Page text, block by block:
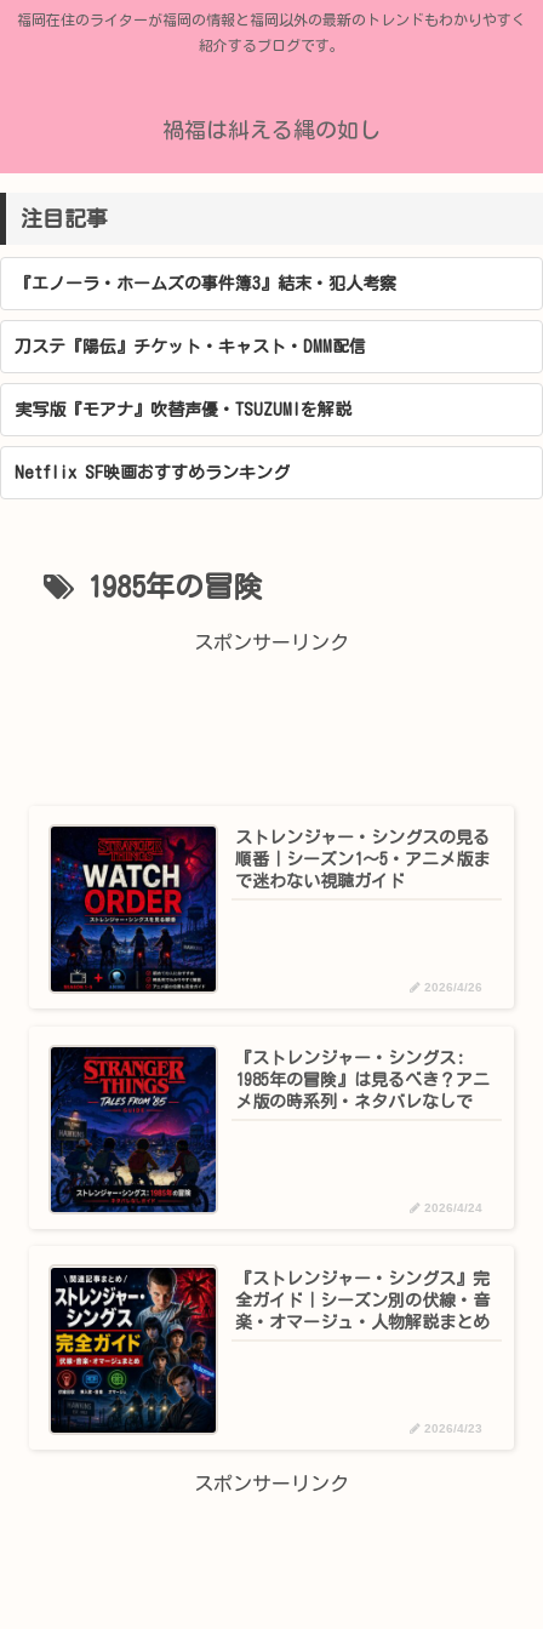
福岡在住のライターが福岡の情報と福岡以外の最新のトレンドもわかりやすく
紹介するブログです。
禍福は糾える縄の如し
注目記事
『エノーラ・ホームズの事件簿3』結末・犯人考察
刀ステ『陽伝』チケット・キャスト・DMM配信
実写版『モアナ』吹替声優・TSUZUMIを解説
Netflix SF映画おすすめランキング
1985年の冒険
スポンサーリンク
ストレンジャー・シングスの見る
順番｜シーズン1〜5・アニメ版ま
で迷わない視聴ガイド
2026/4/26
『ストレンジャー・シングス:
1985年の冒険』は見るべき？アニ
メ版の時系列・ネタバレなしで
2026/4/24
『ストレンジャー・シングス』完
全ガイド｜シーズン別の伏線・音
楽・オマージュ・人物解説まとめ
2026/4/23
スポンサーリンク